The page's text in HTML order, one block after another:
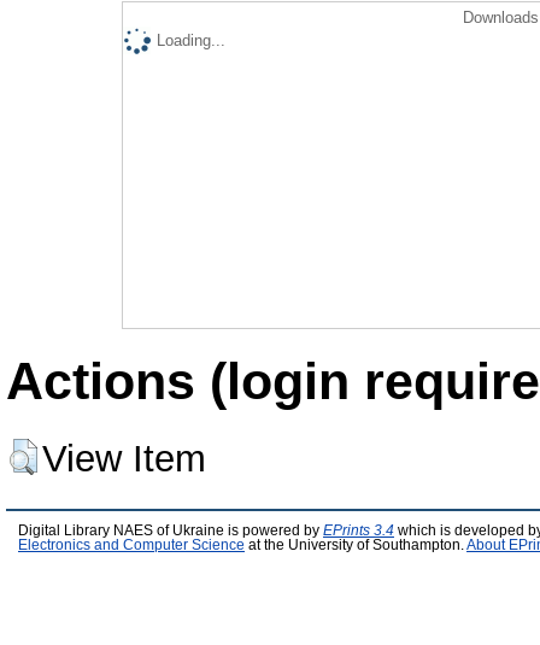
Loading...
Actions (login
View Item
Digital Library NAES of Ukraine is powered by EPrints 3.4 which is developed
Electronics and Computer Science at the University of Southampton. About